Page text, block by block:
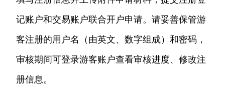
记账户和交易账户联合开户申请。请妥善保管游
客注册的用户名（由英文、数字组成）和密码，
审核期间可登录游客账户查看审核进度、修改注
册信息。